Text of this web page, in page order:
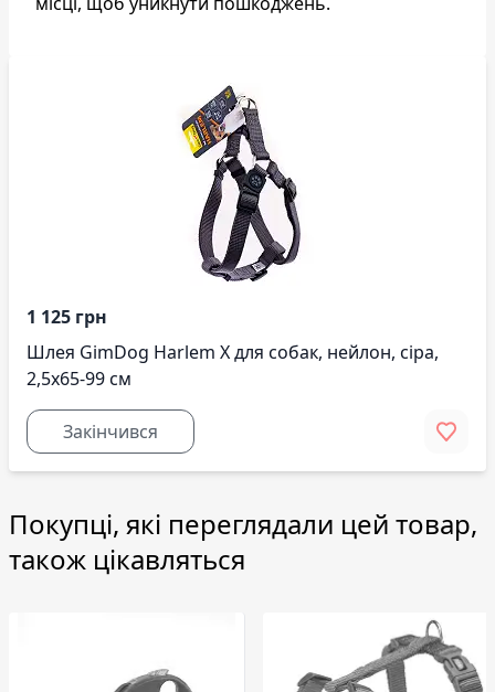
1 125 грн
Шлея GimDog Harlem X для собак, нейлон, сіра,
2,5х65-99 см
Закінчився
Покупці, які переглядали цей товар,
також цікавляться